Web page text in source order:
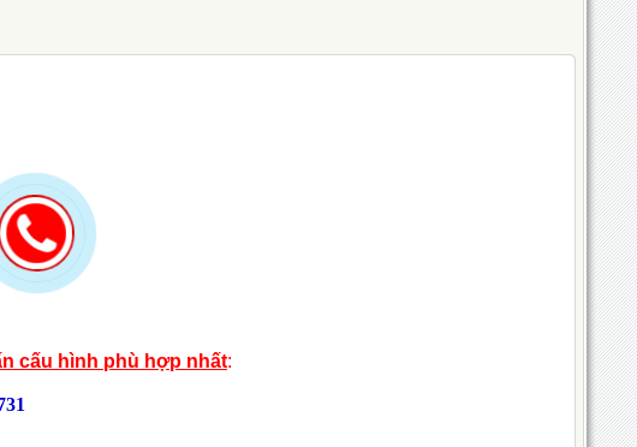
cấu hình phù hợp nhất: